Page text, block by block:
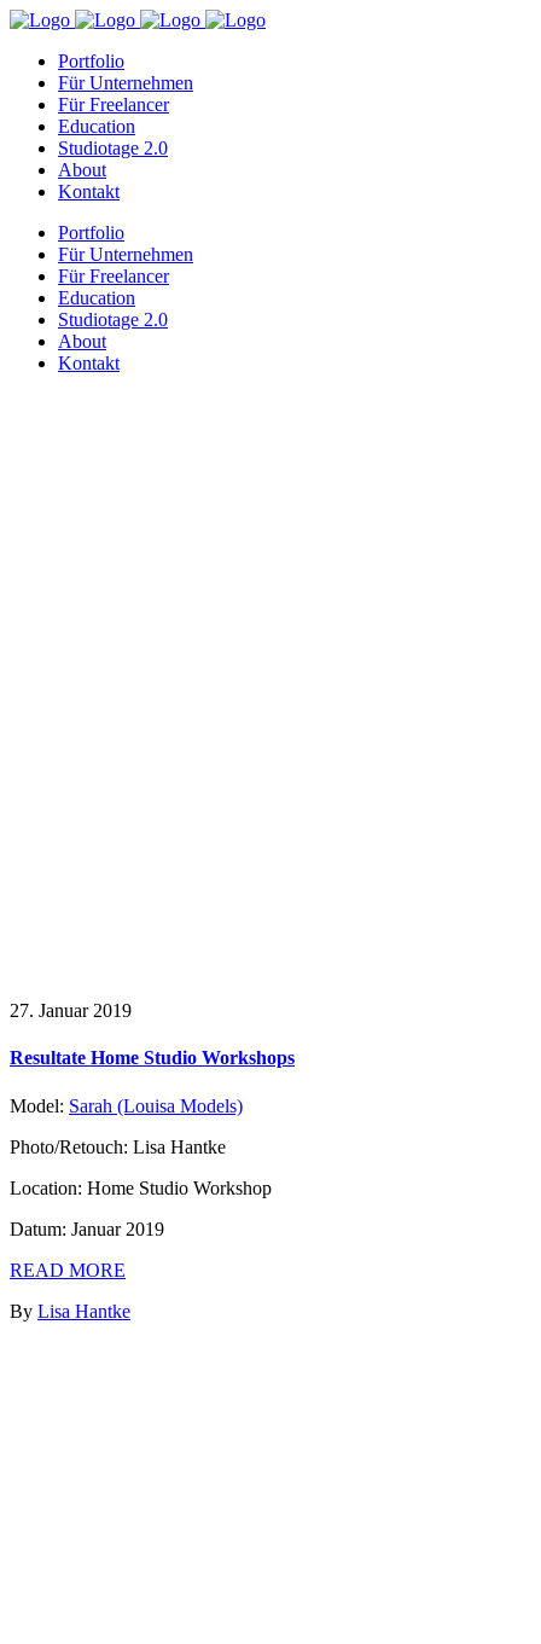
Portfolio
Für Unternehmen
Für Freelancer
Education
Studiotage 2.0
About
Kontakt
Portfolio
Für Unternehmen
Für Freelancer
Education
Studiotage 2.0
About
Kontakt
27. Januar 2019
Resultate Home Studio Workshops
Model: Sarah (Louisa Models)
Photo/Retouch: Lisa Hantke
Location: Home Studio Workshop
Datum: Januar 2019
READ MORE
By Lisa Hantke